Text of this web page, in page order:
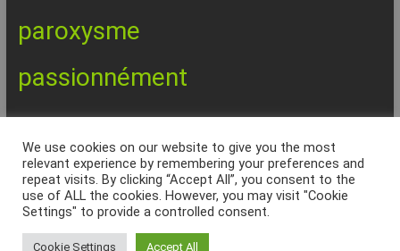
paroxysme
passionnément
Marseille
Accueil Charte Qualité Politique de confidentialité
Services & Tarifs
Formations
Seniors Site internet Dépannage à domicile
ordinateur 13
liens
Académie Française Orthographe
We use cookies on our website to give you the most
relevant experience by remembering your preferences and
repeat visits. By clicking “Accept All”, you consent to the
use of ALL the cookies. However, you may visit "Cookie
Settings" to provide a controlled consent.
Cookie Settings Accept All